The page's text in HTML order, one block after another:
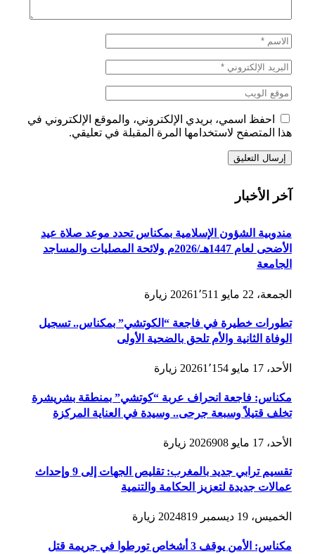
احفظ اسمي، بريدي الإلكتروني، والموقع الإلكتروني في
هذا المتصفح لاستخدامها المرة المقبلة في تعليقي.
آخر الأخبار
مندوبية الشؤون الإسلامية بمكناس تحدد موعد صلاة عيد
الأضحى لعام 1447هـ/2026م ولائحة المصليات والمساجد
الجامعة
الجمعة، 22 مايو 2026 1٬511 زيارة
تطورات خطيرة في فاجعة “الكوتشي” بمكناس.. تسجيل
الوفاة الثانية والأم تلحق بالضحية الأولى
الأحد، 17 مايو 2026 1٬154 زيارة
مكناس: فاجعة انحراف عربة “كوتشي” بمنطقة بشريشرة
تخلف قتيلاً وسبعة جرحى.. وسيدة في العناية المركزة
الأحد، 17 مايو 2026 908 زيارة
تقسيم ترابي جديد بالمغرب: تقليص الجهات إلى 9 وإحداث
عمالات جديدة لتعزيز الحكامة والتنمية
الخميس، 19 ديسمبر 2024 819 زيارة
مكناس: الأمن يوقف 3 أشخاص تورطوا في جريمة قتل